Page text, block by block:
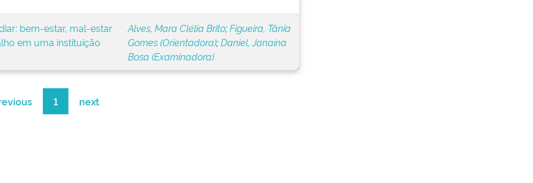
bem-estar, mal-estar
em uma instituição
Alves, Mara Clélia Brito;Figueira, Tânia
Gomes (Orientadora);Daniel, Janaína
Bosa (Examinadora)
1 next